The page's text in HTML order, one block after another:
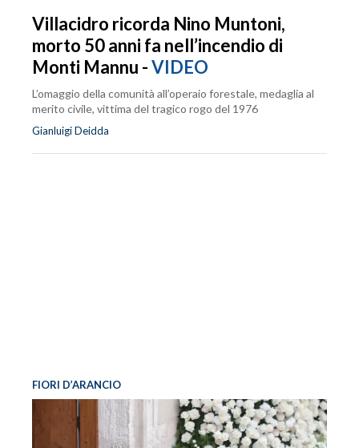
Villacidro ricorda Nino Muntoni,
morto 50 anni fa nell’incendio di
Monti Mannu -VIDEO
L’omaggio della comunità all’operaio forestale, medaglia al
merito civile, vittima del tragico rogo del 1976
Gianluigi Deidda
FIORI D’ARANCIO